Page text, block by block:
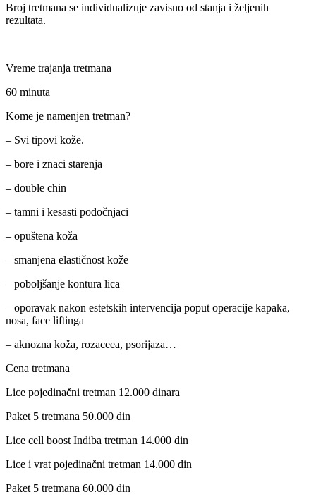
Broj tretmana se individualizuje zavisno od stanja i željenih
rezultata.
Vreme trajanja tretmana
60 minuta
Kome je namenjen tretman?
– Svi tipovi kože.
– bore i znaci starenja
– double chin
– tamni i kesasti podočnjaci
– opuštena koža
– smanjena elastičnost kože
– poboljšanje kontura lica
– oporavak nakon estetskih intervencija poput operacije kapaka,
nosa, face liftinga
– aknozna koža, rozaceea, psorijaza…
Cena tretmana
Lice pojedinačni tretman 12.000 dinara
Paket 5 tretmana 50.000 din
Lice cell boost Indiba tretman 14.000 din
Lice i vrat pojedinačni tretman 14.000 din
Paket 5 tretmana 60.000 din